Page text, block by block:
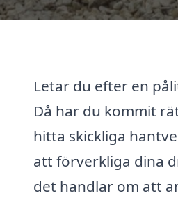
Letar du efter en
Då har du kommit
hitta skickliga
att förverkliga dina
det handlar om att